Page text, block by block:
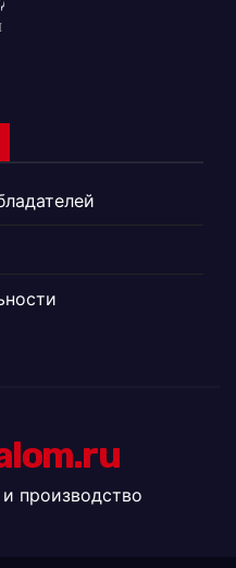
производство